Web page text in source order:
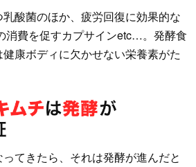
酸菌のほか、疲労回復に効果的な
消費を促すカプサインetc…。発酵食
康ボディに欠かせない栄養素がた
てきたら、それは発酵が進んだと